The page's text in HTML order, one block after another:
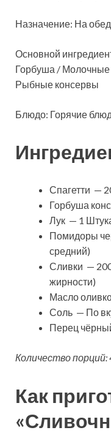
Назначение: На
Основной
Горбуша /
Рыбные консервы
Блюдо: Горячие
Спагетти —
Горбуша
Лук — 1
Помидоры
средний)
Сливки —
жирности)
Масло
Соль — По
Перец
Количество порций:
Как